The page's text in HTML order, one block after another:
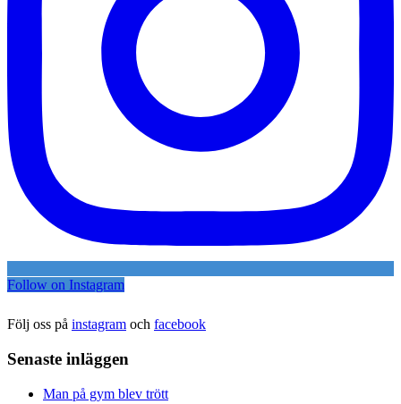
Follow on Instagram
Följ oss på instagram och facebook
Senaste inläggen
Man på gym blev trött